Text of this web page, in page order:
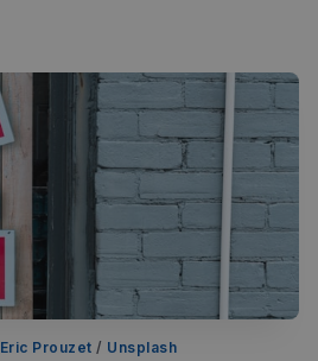
Eric Prouzet / Unsplash